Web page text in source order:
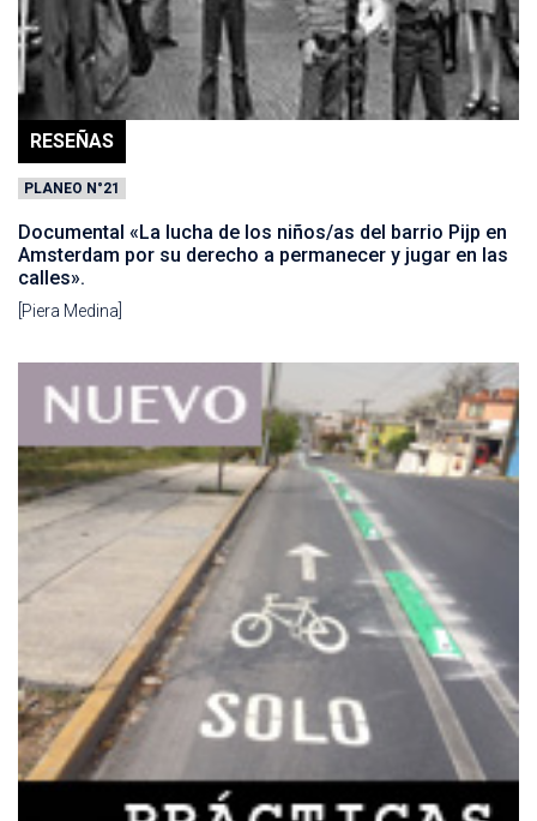
RESEÑAS
PLANEO N°21
Documental «La lucha de los niños/as del barrio Pijp en
Amsterdam por su derecho a permanecer y jugar en las
calles».
[Piera Medina]